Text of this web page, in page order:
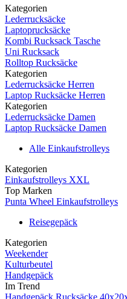
Kategorien
Lederrucksäcke
Laptoprucksäcke
Kombi Rucksack Tasche
Uni Rucksack
Rolltop Rucksäcke
Kategorien
Lederrucksäcke Herren
Laptop Rucksäcke Herren
Kategorien
Lederrucksäcke Damen
Laptop Rucksäcke Damen
Alle Einkaufstrolleys
Kategorien
Einkaufstrolleys XXL
Top Marken
Punta Wheel Einkaufstrolleys
Reisegepäck
Kategorien
Weekender
Kulturbeutel
Handgepäck
Im Trend
Handgepäck Rucksäcke